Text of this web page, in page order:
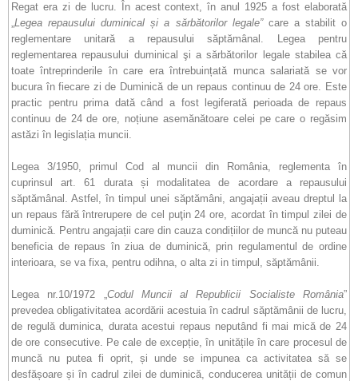
Regat era zi de lucru. În acest context, în anul 1925 a fost elaborată
„Legea repausului duminical și a sărbătorilor legale”care a stabilit o
reglementare unitară a repausului săptămânal. Legea pentru
reglementarea repausului duminical şi a sărbătorilor legale stabilea că
toate întreprinderile în care era întrebuințată munca salariată se vor
bucura în fiecare zi de Duminică de un repaus continuu de 24 ore. Este
practic pentru prima dată când a fost legiferată perioada de repaus
continuu de 24 de ore, noțiune asemănătoare celei pe care o regăsim
astăzi în legislația muncii.
Legea 3/1950, primul Cod al muncii din România, reglementa în
cuprinsul art. 61 durata și modalitatea de acordare a repausului
săptămânal. Astfel, în timpul unei săptămâni, angajații aveau dreptul la
un repaus fără întrerupere de cel puţin 24 ore, acordat în timpul zilei de
duminică. Pentru angajații care din cauza condițiilor de muncă nu puteau
beneficia de repaus în ziua de duminică, prin regulamentul de ordine
interioara, se va fixa, pentru odihna, o alta zi in timpul, săptămânii.
Legea nr.10/1972 „Codul Muncii al Republicii Socialiste România”
prevedea obligativitatea acordării acestuia în cadrul săptămânii de lucru,
de regulă duminica, durata acestui repaus neputând fi mai mică de 24
de ore consecutive. Pe cale de excepție, în unitățile în care procesul de
muncă nu putea fi oprit, și unde se impunea ca activitatea să se
desfășoare și în cadrul zilei de duminică, conducerea unității de comun